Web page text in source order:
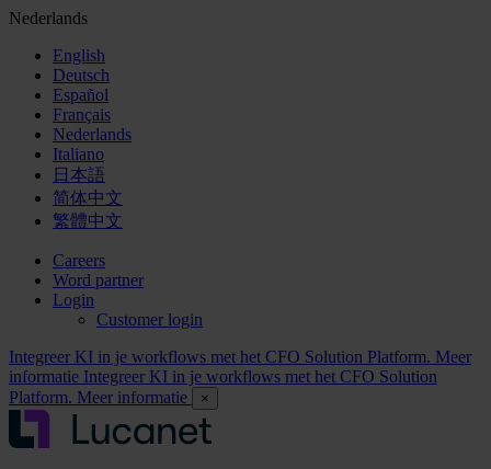
Nederlands
English
Deutsch
Español
Français
Nederlands
Italiano
日本語
简体中文
繁體中文
Careers
Word partner
Login
Customer login
Integreer KI in je workflows met het CFO Solution Platform. Meer
informatie Integreer KI in je workflows met het CFO Solution
Platform. Meer informatie
×